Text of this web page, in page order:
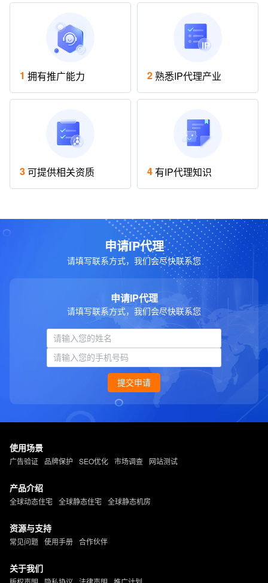
1 拥有推广能力 2熟悉IP代理产业
3可提供相关资质 4有IP代理知识
申请IP代理
请填写联系方式，我们会尽快联系您
申请IP代理
请填写联系方式，我们会尽快联系您
提交申请
使用场景
广告验证 品牌保护 SEO优化 市场调查 网站测试
产品介绍
全球动态住宅 全球静态住宅 全球静态机房
资源与支持
常见问题 使用手册 合作伙伴
关于我们